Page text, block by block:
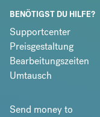
BENÖTIGST DU HILFE?
Supportcenter
Preisgestaltung
Bearbeitungszeiten
Umtausch
Send money to